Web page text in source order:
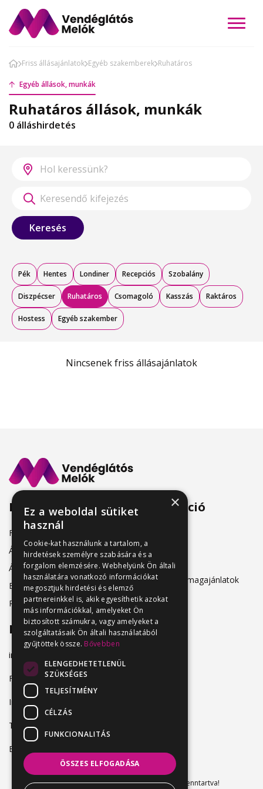
Friss állásajánlatok Egyéb szakemberek Ruhatáros
Egyéb állások, munkák
Ruhatáros állások, munkák
0 álláshirdetés
Keresés
Pék Hentes Londiner Recepciós Szobalány
Diszpécser Ruhatáros Csomagoló Kasszás Raktáros
Hostess Egyéb szakember
Nincsenek friss állásajánlatok
Menü
Friss állásajánlatok
Álláshirdetőknek
Álláskeresőknek
Belépés
Regisztráció
Információ
Adatkezelés
Hirdetési csomagajánlatok
Elérhetőség
info@vendeglatosmelok.hu
Facebook
Instagram
TikTok
Blog
Vendeglatosmelok.hu © 2024. Minden jog fenntartva!
×
Ez a weboldal sütiket
használ
Cookie-kat használunk a tartalom, a
hirdetések személyre szabására és a
forgalom elemzésére. Webhelyünk Ön általi
használatára vonatkozó információkat
megosztjuk hirdetési és elemző
partnereinkkel is, akik egyesíthetik azokat
más információkkal, amelyeket Ön
biztosított számukra, vagy amelyeket a
szolgáltatásaik Ön általi használatából
gyűjtöttek össze. Bővebben
ELENGEDHETETLENÜL
SZÜKSÉGES
TELJESÍTMÉNY
CÉLZÁS
FUNKCIONALITÁS
ÖSSZES ELFOGADÁSA